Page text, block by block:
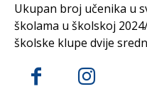
Ukupan broj učenika u
školama u školskoj
školske klupe dvije